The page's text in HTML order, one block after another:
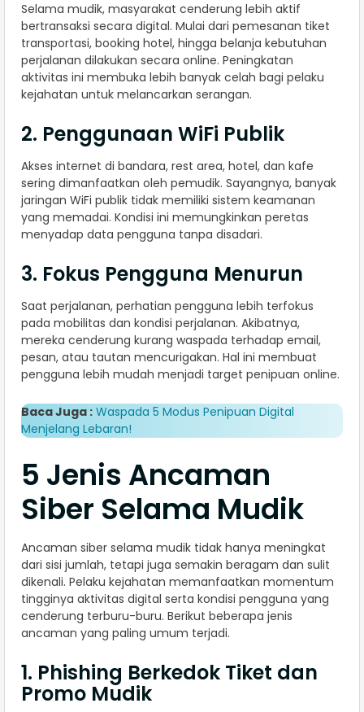
Selama mudik, masyarakat cenderung lebih aktif
bertransaksi secara digital. Mulai dari pemesanan tiket
transportasi, booking hotel, hingga belanja kebutuhan
perjalanan dilakukan secara online. Peningkatan
aktivitas ini membuka lebih banyak celah bagi pelaku
kejahatan untuk melancarkan serangan.
2. Penggunaan WiFi Publik
Akses internet di bandara, rest area, hotel, dan kafe
sering dimanfaatkan oleh pemudik. Sayangnya, banyak
jaringan WiFi publik tidak memiliki sistem keamanan
yang memadai. Kondisi ini memungkinkan peretas
menyadap data pengguna tanpa disadari.
3. Fokus Pengguna Menurun
Saat perjalanan, perhatian pengguna lebih terfokus
pada mobilitas dan kondisi perjalanan. Akibatnya,
mereka cenderung kurang waspada terhadap email,
pesan, atau tautan mencurigakan. Hal ini membuat
pengguna lebih mudah menjadi target penipuan online.
Baca Juga : Waspada 5 Modus Penipuan Digital
Menjelang Lebaran!
5 Jenis Ancaman
Siber Selama Mudik
Ancaman siber selama mudik tidak hanya meningkat
dari sisi jumlah, tetapi juga semakin beragam dan sulit
dikenali. Pelaku kejahatan memanfaatkan momentum
tingginya aktivitas digital serta kondisi pengguna yang
cenderung terburu-buru. Berikut beberapa jenis
ancaman yang paling umum terjadi.
1. Phishing Berkedok Tiket dan
Promo Mudik